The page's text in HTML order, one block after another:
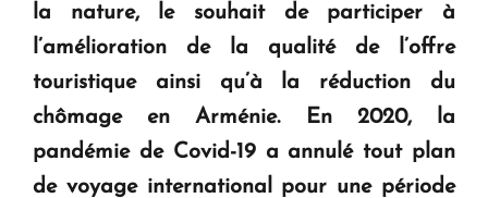
la nature, le souhait de participer à
l’amélioration de la qualité de l’offre
touristique ainsi qu’à la réduction du
chômage en Arménie. En 2020, la
pandémie de Covid-19 a annulé tout plan
de voyage international pour une période